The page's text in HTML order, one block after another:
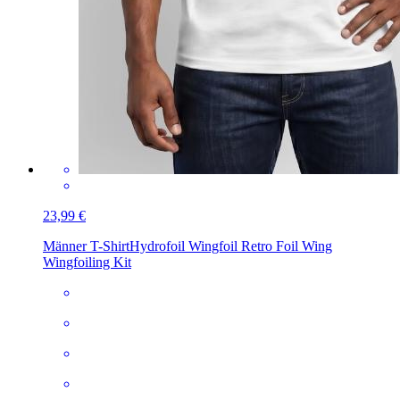
23,99 €
Männer T-ShirtHydrofoil Wingfoil Retro Foil Wing
Wingfoiling Kit